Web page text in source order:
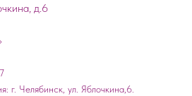
д.6
г. Челябинск, ул. Яблочкина,6.